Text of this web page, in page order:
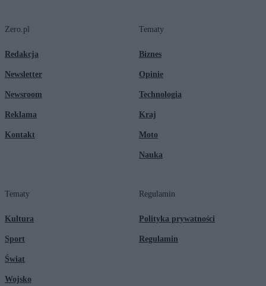
Zero.pl
Redakcja
Newsletter
Newsroom
Reklama
Kontakt
Tematy
Biznes
Opinie
Technologia
Kraj
Moto
Nauka
Tematy
Kultura
Sport
Świat
Wojsko
Regulamin
Polityka prywatności
Regulamin